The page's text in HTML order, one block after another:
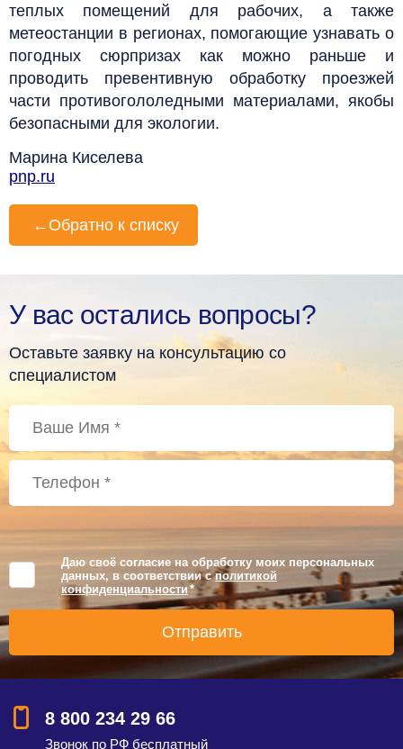
теплых помещений для рабочих, а также
метеостанции в регионах, помогающие узнавать о
погодных сюрпризах как можно раньше и
проводить превентивную обработку проезжей
части противогололедными материалами, якобы
безопасными для экологии.
Марина Киселева
pnp.ru
← Обратно к списку
У вас остались вопросы?
Оставьте заявку на консультацию со
специалистом
Даю своё согласие на обработку моих персональных
данных, в соответствии сполитикой
конфиденциальности *
8 800 234 29 66
Звонок по РФ бесплатный